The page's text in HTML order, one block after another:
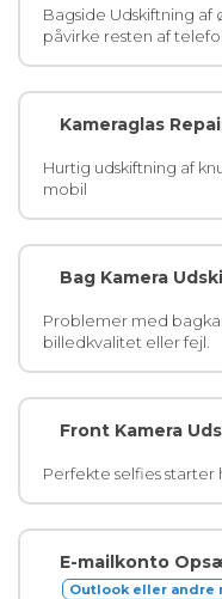
Bagside Udskiftning
påvirke resten af
Kameraglas
Hurtig udskiftning af
mobil
Bag Kamera
Problemer med
billedkvalitet eller fejl.
Front Kamera
Perfekte selfies starter
E-mailkonto
Outlook eller andre